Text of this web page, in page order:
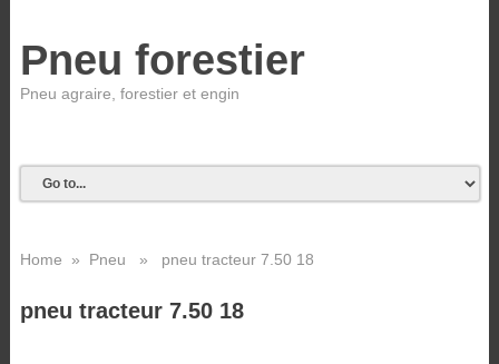
Pneu forestier
Pneu agraire, forestier et engin
Home » Pneu » pneu tracteur 7.50 18
pneu tracteur 7.50 18